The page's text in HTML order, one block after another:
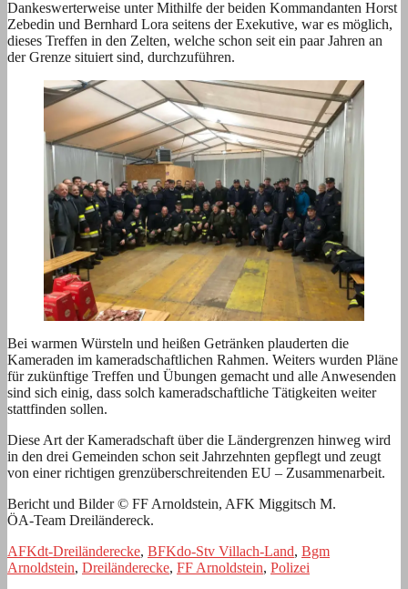
Dankeswerterweise unter Mithilfe der beiden Kommandanten Horst
Zebedin und Bernhard Lora seitens der Exekutive, war es möglich,
dieses Treffen in den Zelten, welche schon seit ein paar Jahren an
der Grenze situiert sind, durchzuführen.
Bei warmen Würsteln und heißen Getränken plauderten die
Kameraden im kameradschaftlichen Rahmen. Weiters wurden Pläne
für zukünftige Treffen und Übungen gemacht und alle Anwesenden
sind sich einig, dass solch kameradschaftliche Tätigkeiten weiter
stattfinden sollen.
Diese Art der Kameradschaft über die Ländergrenzen hinweg wird
in den drei Gemeinden schon seit Jahrzehnten gepflegt und zeugt
von einer richtigen grenzüberschreitenden EU – Zusammenarbeit.
Bericht und Bilder © FF Arnoldstein, AFK Miggitsch M.
ÖA-Team Dreiländereck.
AFKdt-Dreiländerecke, BFKdo-Stv Villach-Land, Bgm
Arnoldstein, Dreiländerecke, FF Arnoldstein, Polizei